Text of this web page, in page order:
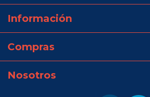
Información
Compras
Nosotros